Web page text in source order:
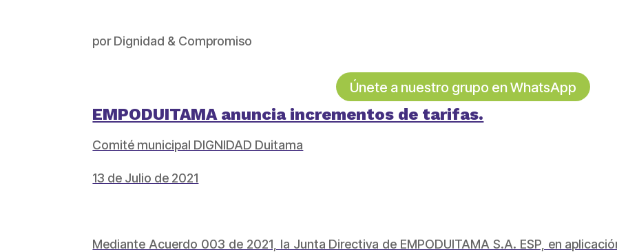
porDignidad & Compromiso
Únete a nuestro grupo en WhatsApp
EMPODUITAMA anuncia incrementos de tarifas.
Comité municipal DIGNIDAD Duitama
13 de Julio de 2021
Mediante Acuerdo 003 de 2021, la Junta Directiva de EMPODUITAMA S.A. ESP, en